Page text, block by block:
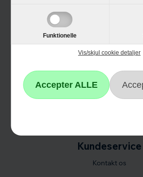
Funktionelle
Vis/skjul cookie detaljer
Kundeservice
Kontakt os
Links
Single Day
Cyber Monday